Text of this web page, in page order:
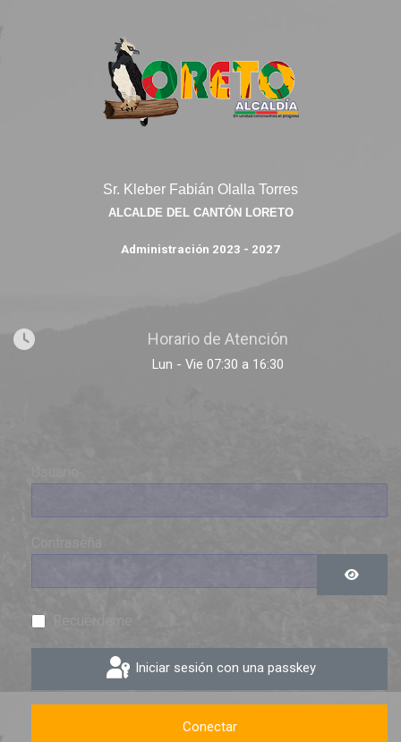
Sr. Kleber Fabián Olalla Torres
ALCALDE DEL CANTÓN LORETO
Administración 2023 - 2027
Horario de Atención
Lun - Vie 07:30 a 16:30
Mostrar
Iniciar sesión con una passkey
Conectar